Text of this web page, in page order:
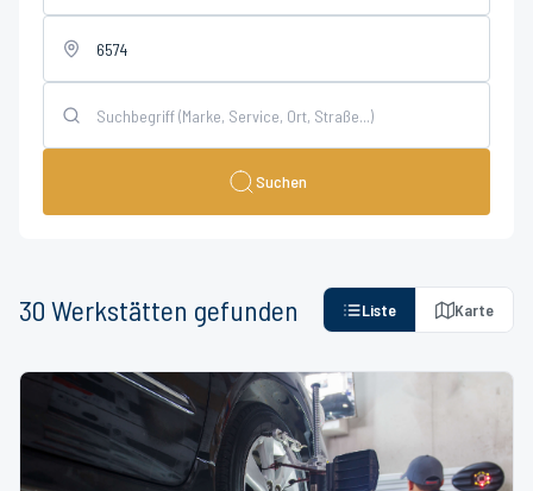
Suchen
30 Werkstätten gefunden Liste Karte